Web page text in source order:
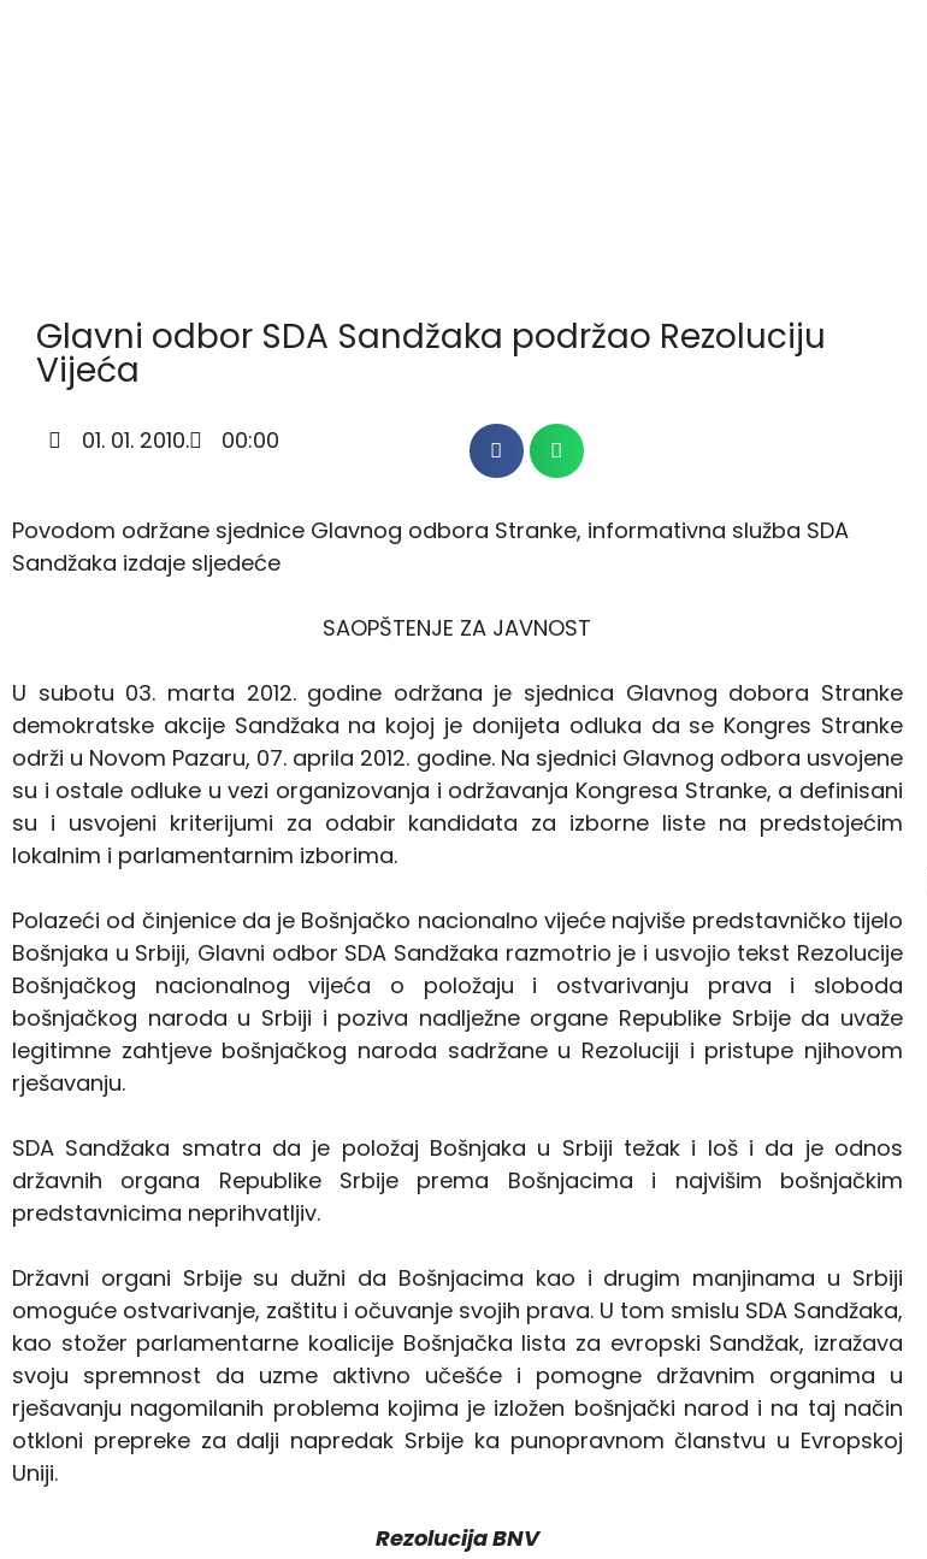
Glavni odbor SDA Sandžaka podržao Rezoluciju
Vijeća
01. 01. 2010. 00:00
Povodom održane sjednice Glavnog odbora Stranke, informativna služba SDA
Sandžaka izdaje sljedeće
SAOPŠTENJE ZA JAVNOST
U subotu 03. marta 2012. godine održana je sjednica Glavnog dobora Stranke
demokratske akcije Sandžaka na kojoj je donijeta odluka da se Kongres Stranke
održi u Novom Pazaru, 07. aprila 2012. godine. Na sjednici Glavnog odbora usvojene
su i ostale odluke u vezi organizovanja i održavanja Kongresa Stranke, a definisani
su i usvojeni kriterijumi za odabir kandidata za izborne liste na predstojećim
lokalnim i parlamentarnim izborima.
Polazeći od činjenice da je Bošnjačko nacionalno vijeće najviše predstavničko tijelo
Bošnjaka u Srbiji, Glavni odbor SDA Sandžaka razmotrio je i usvojio tekst Rezolucije
Bošnjačkog nacionalnog vijeća o položaju i ostvarivanju prava i sloboda
bošnjačkog naroda u Srbiji i poziva nadlježne organe Republike Srbije da uvaže
legitimne zahtjeve bošnjačkog naroda sadržane u Rezoluciji i pristupe njihovom
rješavanju.
SDA Sandžaka smatra da je položaj Bošnjaka u Srbiji težak i loš i da je odnos
državnih organa Republike Srbije prema Bošnjacima i najvišim bošnjačkim
predstavnicima neprihvatljiv.
Državni organi Srbije su dužni da Bošnjacima kao i drugim manjinama u Srbiji
omoguće ostvarivanje, zaštitu i očuvanje svojih prava. U tom smislu SDA Sandžaka,
kao stožer parlamentarne koalicije Bošnjačka lista za evropski Sandžak, izražava
svoju spremnost da uzme aktivno učešće i pomogne državnim organima u
rješavanju nagomilanih problema kojima je izložen bošnjački narod i na taj način
otkloni prepreke za dalji napredak Srbije ka punopravnom članstvu u Evropskoj
Uniji.
Rezolucija BNV